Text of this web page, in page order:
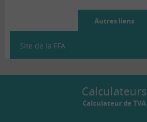
Autres liens
Site de la FFA
Calculateurs
Calculateur de TVA